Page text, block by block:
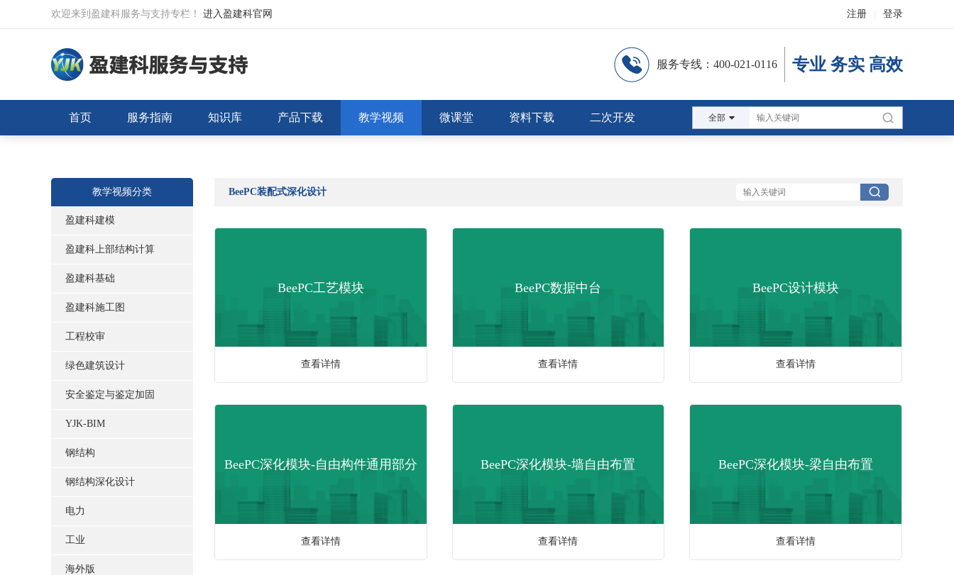
欢迎来到盈建科服务与支持专栏！ 进入盈建科官网 注册 登录
服务专线：400-021-0116 专业 务实 高效
首页 服务指南 知识库 产品下载 教学视频 微课堂 资料下载 二次开发 全部
教学视频分类
盈建科建模
盈建科上部结构计算
盈建科基础
盈建科施工图
工程校审
绿色建筑设计
安全鉴定与鉴定加固
YJK-BIM
钢结构
钢结构深化设计
电力
工业
海外版
BeePC装配式深化设计
BeePC工艺模块
查看详情
BeePC数据中台
查看详情
BeePC设计模块
查看详情
BeePC深化模块-自由构件通用部分
查看详情
BeePC深化模块-墙自由布置
查看详情
BeePC深化模块-梁自由布置
查看详情